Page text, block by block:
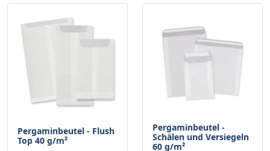
Pergaminbeutel - Flush
Top 40 g/m²
Pergaminbeutel -
Schälen und Versiegeln
60 g/m²